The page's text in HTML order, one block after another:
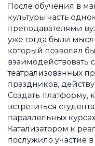
После обучения в
культуры часть
преподавателями
уже тогда были
который позволял
театрализованных
праздников,
Создать платформу,
встретиться
параллельных
Катализатором к
послужило участие